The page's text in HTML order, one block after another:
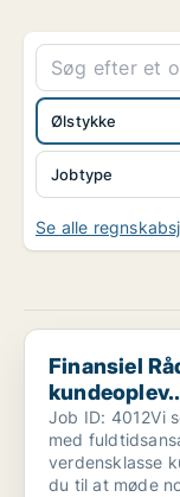
Jobtype
Ølstykke
Se alle
Finansiel Rådgiver
Finansiel
Job ID: 4012Vi
med
verdensklasse
du til at møde